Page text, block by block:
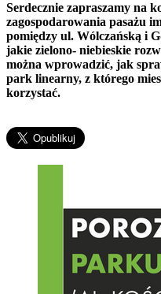
Serdecznie zapraszamy na
zagospodarowania pasażu
pomiędzy ul. Wólczańską i
jakie zielono- niebieskie
można wprowadzić, jak
park linearny, z którego
korzystać.